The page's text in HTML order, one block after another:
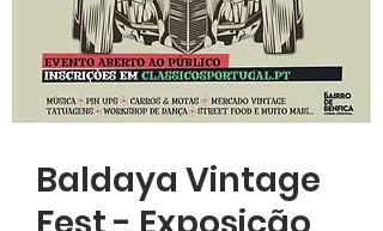
Baldaya Vintage